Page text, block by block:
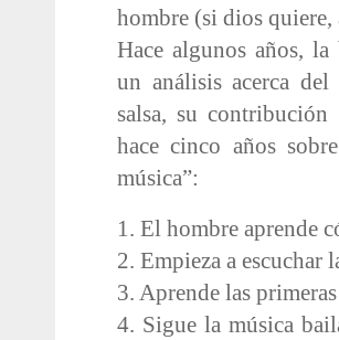
hombre (si dios quiere,
Hace algunos años,
un análisis acerca
salsa, su
hace cinco años
música”:
1. El hombre aprende
2. Empieza a escuchar
3. Aprende las
4. Sigue la música